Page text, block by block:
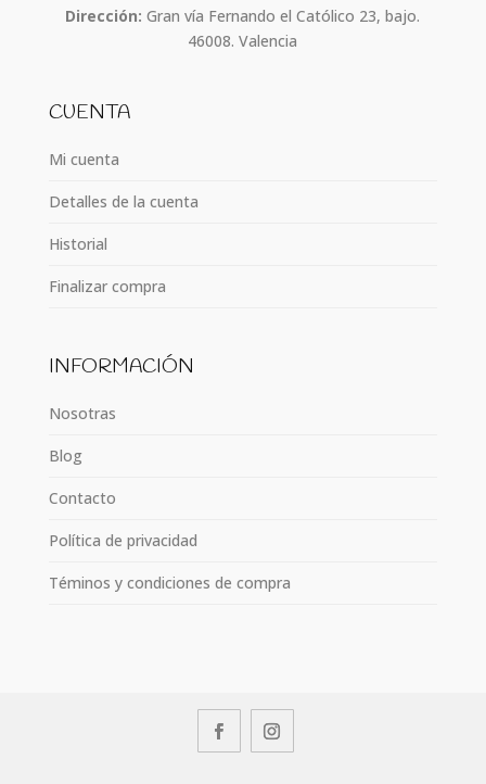
Dirección: Gran vía Fernando el Católico 23, bajo.
46008. Valencia
CUENTA
Mi cuenta
Detalles de la cuenta
Historial
Finalizar compra
INFORMACIÓN
Nosotras
Blog
Contacto
Política de privacidad
Téminos y condiciones de compra